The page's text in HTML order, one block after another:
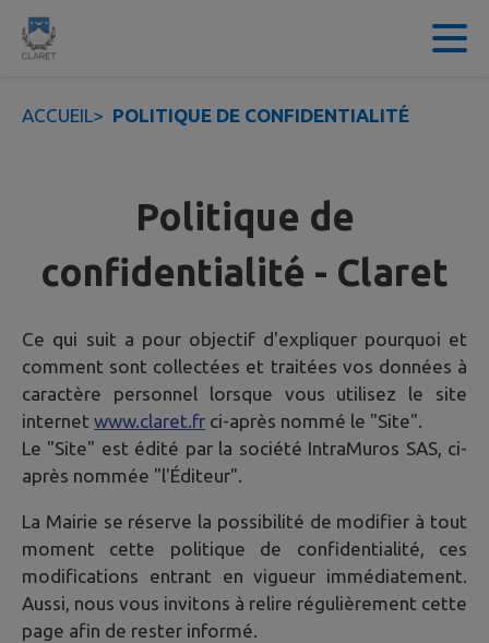
Contenu
ACCUEIL> POLITIQUE DE CONFIDENTIALITÉ
Politique de
confidentialité - Claret
Ce qui suit a pour objectif d'expliquer pourquoi et
comment sont collectées et traitées vos données à
caractère personnel lorsque vous utilisez le site
internet www.claret.fr ci-après nommé le "Site".
Le "Site" est édité par la société IntraMuros SAS, ci-
après nommée "l'Éditeur".
La Mairie se réserve la possibilité de modifier à tout
moment cette politique de confidentialité, ces
modifications entrant en vigueur immédiatement.
Aussi, nous vous invitons à relire régulièrement cette
page afin de rester informé.